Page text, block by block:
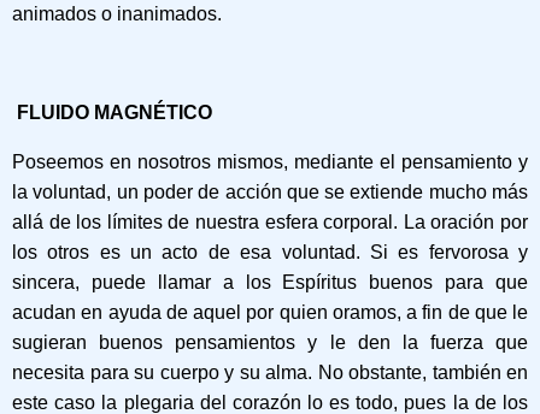
animados o inanimados.
FLUIDO MAGNÉTICO
Poseemos en nosotros mismos, mediante el pensamiento y
la voluntad, un poder de acción que se extiende mucho más
allá de los límites de nuestra esfera corporal. La oración por
los otros es un acto de esa voluntad. Si es fervorosa y
sincera, puede llamar a los Espíritus buenos para que
acudan en ayuda de aquel por quien oramos, a fin de que le
sugieran buenos pensamientos y le den la fuerza que
necesita para su cuerpo y su alma. No obstante, también en
este caso la plegaria del corazón lo es todo, pues la de los